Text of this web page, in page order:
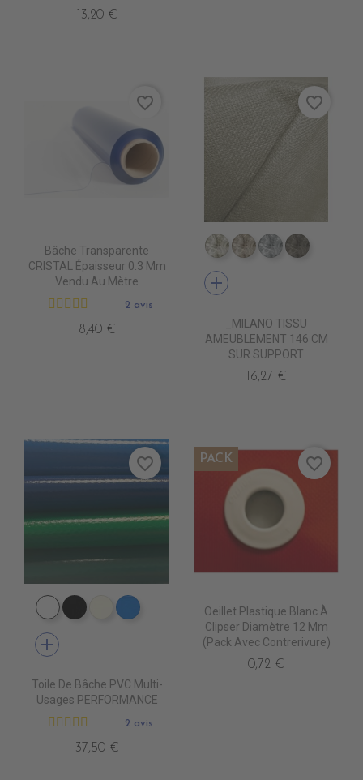
13,20 €
Bâche Transparente
CRISTAL Épaisseur 0.3 Mm
Vendu Au Mètre
2 avis
8,40 €
favorite_border
TA1800 IVOIRE
TA1801 BEIGE
TA1802 LINEN
TA1803
add
_MILANO TISSU
AMEUBLEMENT 146 CM
SUR SUPPORT
16,27 €
favorite_border
PE0400 BLANC
PE0440 NOIR
PE0490 IVOIRE
PE0410 BLEU ROYAL
add
Toile De Bâche PVC Multi-
Usages PERFORMANCE
2 avis
37,50 €
favorite_border
Oeillet Plastique Blanc À
Clipser Diamètre 12 Mm
(pack Avec Contrerivure)
0,72 €
PACK favorite_border